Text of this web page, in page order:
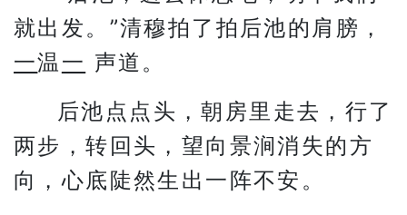
就出发。”清穆拍了拍后池的肩膀，
一温 一 声道。
后池点点头，朝房里走去，行了
两步，转回头，望向景涧消失的方
向，心底陡然生出一阵不安。